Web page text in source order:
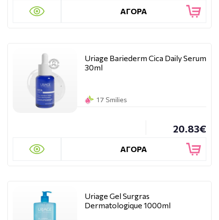
ΑΓΟΡΑ
Uriage Bariederm Cica Daily Serum
30ml
17 Smilies
20.83€
ΑΓΟΡΑ
Uriage Gel Surgras
Dermatologique 1000ml